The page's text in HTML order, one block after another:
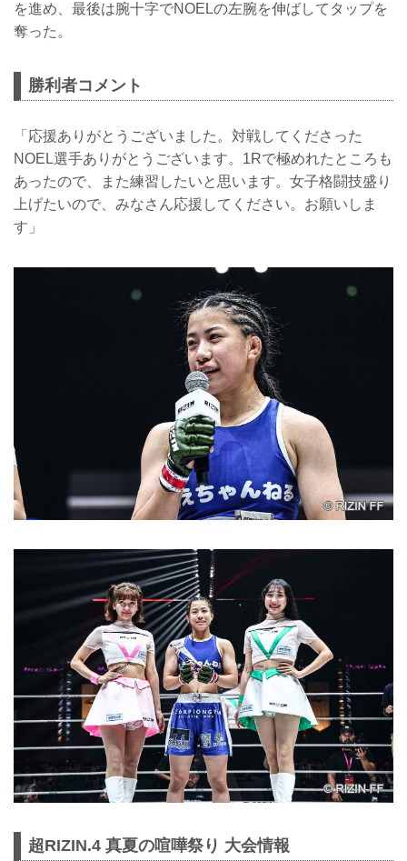
を進め、最後は腕十字でNOELの左腕を伸ばしてタップを
奪った。
勝利者コメント
「応援ありがとうございました。対戦してくださった
NOEL選手ありがとうございます。1Rで極めれたところも
あったので、また練習したいと思います。女子格闘技盛り
上げたいので、みなさん応援してください。お願いしま
す」
超RIZIN.4 真夏の喧嘩祭り 大会情報